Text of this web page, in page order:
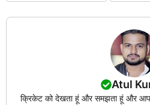
Atul
क्रिकेट को देखता हूं और समझता हूं और आप